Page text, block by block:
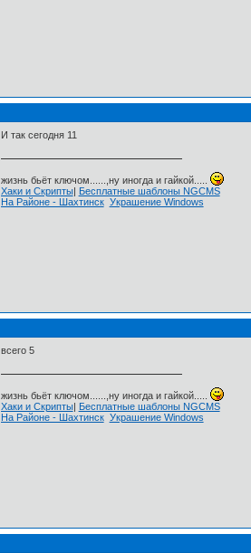
И так сегодня 11
жизнь бьёт ключом......,ну иногда и гайкой.....
Хаки и Скрипты| Бесплатные шаблоны NGCMS
На Районе - Шахтинск Украшение Windows
всего 5
жизнь бьёт ключом......,ну иногда и гайкой.....
Хаки и Скрипты| Бесплатные шаблоны NGCMS
На Районе - Шахтинск Украшение Windows